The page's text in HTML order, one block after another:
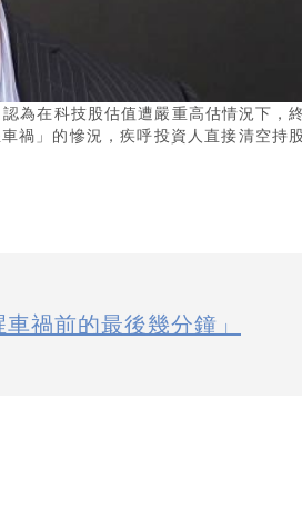
為在科技股估值遭嚴重高估情況下，
禍」的慘況，疾呼投資人直接清空持
禍前的最後幾分鐘」